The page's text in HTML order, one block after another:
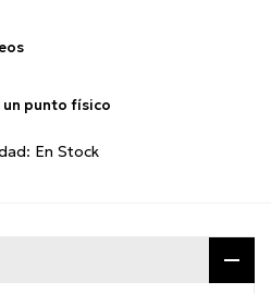
punto físico
En Stock